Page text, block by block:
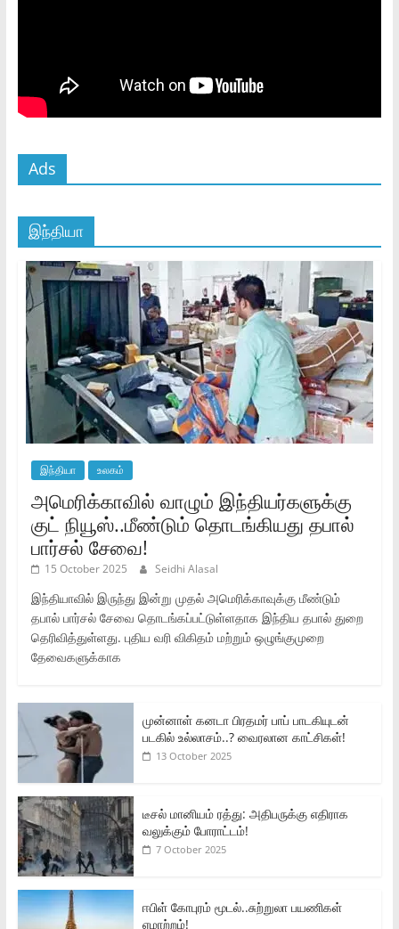
Ads
இந்தியா
இந்தியா உலகம்
அமெரிக்காவில் வாழும் இந்தியர்களுக்கு
குட் நியூஸ்..மீண்டும் தொடங்கியது தபால்
பார்சல் சேவை!
15 October 2025 Seidhi Alasal
இந்தியாவில் இருந்து இன்று முதல் அமெரிக்காவுக்கு மீண்டும்
தபால் பார்சல் சேவை தொடங்கப்பட்டுள்ளதாக இந்திய தபால் துறை
தெரிவித்துள்ளது. புதிய வரி விகிதம் மற்றும் ஒழுங்குமுறை
தேவைகளுக்காக
முன்னாள் கனடா பிரதமர் பாப் பாடகியுடன்
படகில் உல்லாசம்..? வைரலான காட்சிகள்!
13 October 2025
டீசல் மானியம் ரத்து: அதிபருக்கு எதிராக
வலுக்கும் போராட்டம்!
7 October 2025
ஈபிள் கோபுரம் மூடல்..சுற்றுலா பயணிகள்
ஏமாற்றம்!